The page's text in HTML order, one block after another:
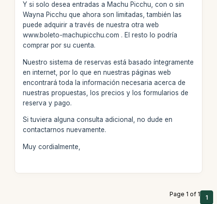
Y si solo desea entradas a Machu Picchu, con o sin
Wayna Picchu que ahora son limitadas, también las
puede adquirir a través de nuestra otra web
www.boleto-machupicchu.com . El resto lo podría
comprar por su cuenta.
Nuestro sistema de reservas está basado íntegramente
en internet, por lo que en nuestras páginas web
encontrará toda la información necesaria acerca de
nuestras propuestas, los precios y los formularios de
reserva y pago.
Si tuviera alguna consulta adicional, no dude en
contactarnos nuevamente.
Muy cordialmente,
Page 1 of 1 1